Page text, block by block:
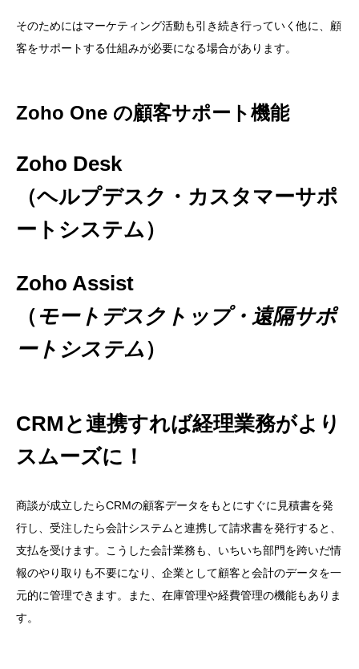
そのためにはマーケティング活動も引き続き行っていく他に、顧
客をサポートする仕組みが必要になる場合があります。
Zoho One の顧客サポート機能
Zoho Desk
（ヘルプデスク・カスタマーサポ
ートシステム）
Zoho Assist
（ モートデスクトップ・遠隔サポ
ートシステム）
CRMと連携すれば経理業務がより
スムーズに！
商談が成立したらCRMの顧客データをもとにすぐに見積書を発
行し、受注したら会計システムと連携して請求書を発行すると、
支払を受けます。こうした会計業務も、いちいち部門を跨いだ情
報のやり取りも不要になり、企業として顧客と会計のデータを一
元的に管理できます。また、在庫管理や経費管理の機能もありま
す。